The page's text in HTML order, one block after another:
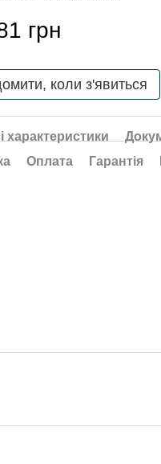
грн
коли з'явиться
характеристики
Оплата Гарантія